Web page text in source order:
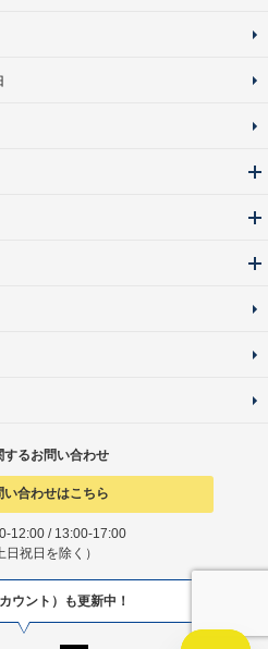
するお問い合わせ
い合わせはこちら
12:00 / 13:00-17:00
日祝日を除く）
ウント）も更新中！